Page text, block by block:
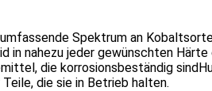
Spektrum an
in nahezu jeder gewünschten
die korrosionsbeständig
die sie in Betrieb halten.